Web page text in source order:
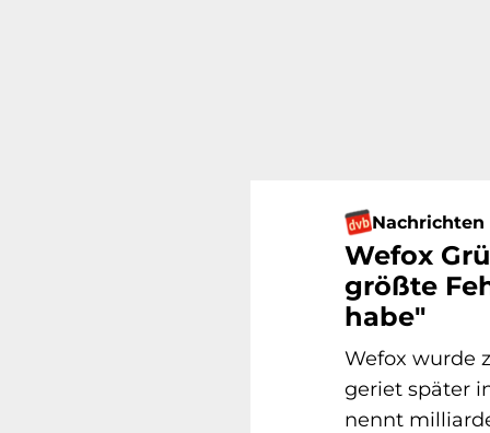
Nachrichten
Wefox
größte
habe"
Wefox wurde
geriet später
nennt